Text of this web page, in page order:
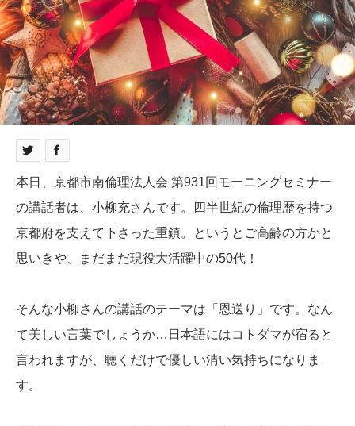
本日、京都市南倫理法人会 第931回モーニングセミナー
の講話者は、小柳充さんです。四半世紀の倫理歴を持つ
京都府を支えて下さった重鎮。というとご高齢の方かと
思いきや、まだまだ現役大活躍中の50代！
そんな小柳さんの講話のテーマは「恩送り」です。なん
て美しい言葉でしょうか…日本語にはコトダマが宿ると
言われますが、聴くだけで優しい清い気持ちになりま
す。